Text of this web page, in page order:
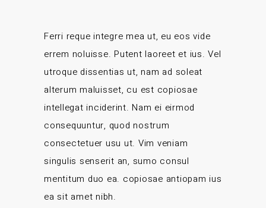
Ferri reque integre mea ut, eu eos vide
errem noluisse. Putent laoreet et ius. Vel
utroque dissentias ut, nam ad soleat
alterum maluisset, cu est copiosae
intellegat inciderint. Nam ei eirmod
consequuntur, quod nostrum
consectetuer usu ut. Vim veniam
singulis senserit an, sumo consul
mentitum duo ea. copiosae antiopam ius
ea sit amet nibh.